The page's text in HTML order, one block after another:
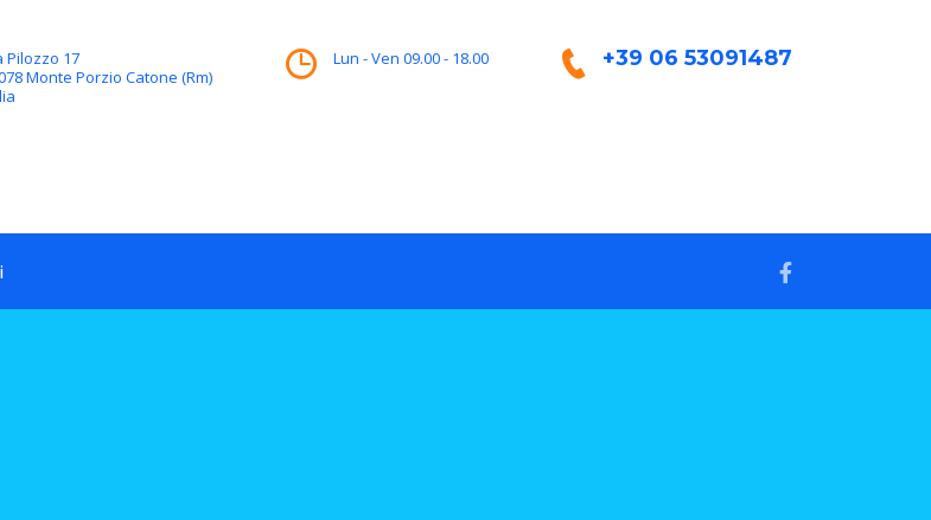
+39 06 53091487
Lun - Ven 09.00 - 18.00
Pilozzo 17
Monte Porzio Catone (Rm)